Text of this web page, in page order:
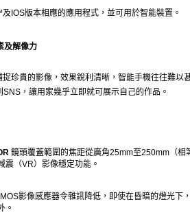
IOS版本相應的應用程式，並可用於智能裝置。
及解像力
珍貴的影像，效果銳利清晰，智能手機往往難以
，讓用家幾乎立即就可展示自己的作品。
鏡頭覆蓋範圍的焦距從廣角25mm至250mm（相
震（VR）影像穩定功能。
影像感應器令雜訊降低，即使在昏暗的燈光下
。